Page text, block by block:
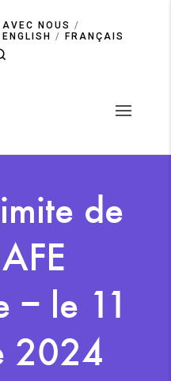
NOUS
ENGLISH FRANÇAIS
de
– le 11
2024